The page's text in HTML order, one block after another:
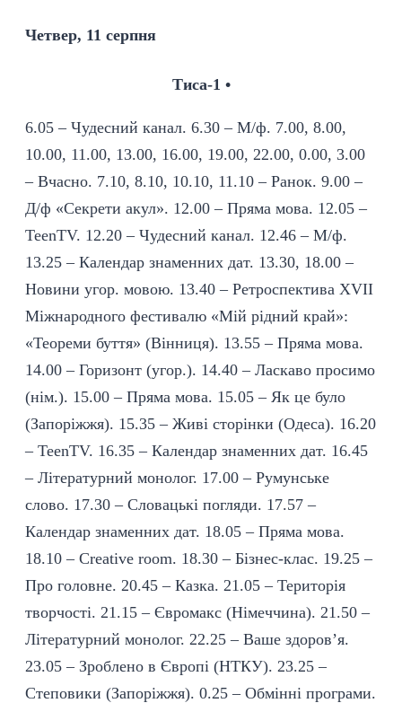
Четвер, 11 серпня
Тиса-1 •
6.05 – Чудесний канал. 6.30 – М/ф. 7.00, 8.00,
10.00, 11.00, 13.00, 16.00, 19.00, 22.00, 0.00, 3.00
– Вчасно. 7.10, 8.10, 10.10, 11.10 – Ранок. 9.00 –
Д/ф «Секрети акул». 12.00 – Пряма мова. 12.05 –
TeenTV. 12.20 – Чудесний канал. 12.46 – М/ф.
13.25 – Календар знаменних дат. 13.30, 18.00 –
Новини угор. мовою. 13.40 – Ретроспектива XVII
Міжнародного фестивалю «Мій рідний край»:
«Теореми буття» (Вінниця). 13.55 – Пряма мова.
14.00 – Горизонт (угор.). 14.40 – Ласкаво просимо
(нім.). 15.00 – Пряма мова. 15.05 – Як це було
(Запоріжжя). 15.35 – Живі сторінки (Одеса). 16.20
– TeenTV. 16.35 – Календар знаменних дат. 16.45
– Літературний монолог. 17.00 – Румунське
слово. 17.30 – Словацькі погляди. 17.57 –
Календар знаменних дат. 18.05 – Пряма мова.
18.10 – Creative room. 18.30 – Бізнес-клас. 19.25 –
Про головне. 20.45 – Казка. 21.05 – Територія
творчості. 21.15 – Євромакс (Німеччина). 21.50 –
Літературний монолог. 22.25 – Ваше здоров’я.
23.05 – Зроблено в Європі (НТКУ). 23.25 –
Степовики (Запоріжжя). 0.25 – Обмінні програми.